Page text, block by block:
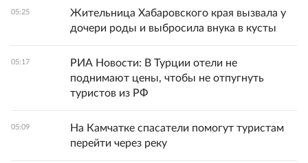
05:25
Жительница Хабаровского края вызвала у
дочери роды и выбросила внука в кусты
05:17
РИА Новости: В Турции отели не
поднимают цены, чтобы не отпугнуть
туристов из РФ
05:09
На Камчатке спасатели помогут туристам
перейти через реку